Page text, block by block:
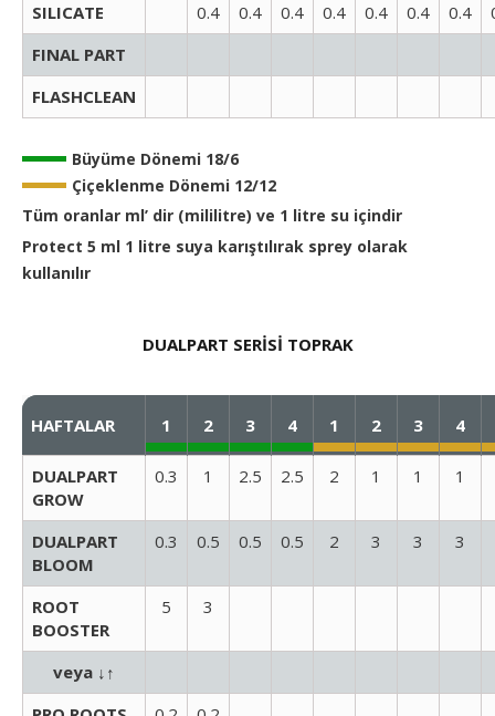
SILICATE
0.4 0.4 0.4 0.4 0.4 0.4 0.4
FINAL PART
FLASHCLEAN
Büyüme Dönemi 18/6
Çiçeklenme Dönemi 12/12
Tüm oranlar ml’ dir (mililitre) ve 1 litre su içindir
Protect 5 ml 1 litre suya karıştılırak sprey olarak
kullanılır
DUALPART SERİSİ TOPRAK
HAFTALAR 1 2 3 4 1 2 3 4
DUALPART
GROW
0.3 1 2.5 2.5 2 1 1 1
DUALPART
BLOOM
0.3 0.5 0.5 0.5 2 3 3 3
ROOT
BOOSTER
5 3
veya ↓↑